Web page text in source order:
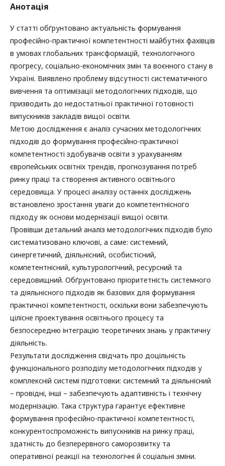
Анотація
У статті обґрунтовано актуальність формування
професійно-практичної компетентності майбутніх фахівців
в умовах глобальних трансформацій, технологічного
прогресу, соціально-економічних змін та воєнного стану в
Україні. Виявлено проблему відсутності систематичного
вивчення та оптимізації методологічних підходів, що
призводить до недостатньої практичної готовності
випускників закладів вищої освіти.
Метою дослідження є аналіз сучасних методологічних
підходів до формування професійно-практичної
компетентності здобувачів освіти з урахуванням
європейських освітніх трендів, прогнозування потреб
ринку праці та створення активного освітнього
середовища. У процесі аналізу останніх досліджень
встановлено зростання уваги до компетентнісного
підходу як основи модернізації вищої освіти.
Провівши детальний аналіз методологічних підходів було
систематизовано ключові, а саме: системний,
синергетичний, діяльнісний, особистісний,
компетентнісний, культурологічний, ресурсний та
середовищний. Обґрунтовано пріоритетність системного
та діяльнісного підходів як базових для формування
практичної компетентності, оскільки вони забезпечують
цілісне проектування освітнього процесу та
безпосередню інтеграцію теоретичних знань у практичну
діяльність.
Результати дослідження свідчать про доцільність
функціонального розподілу методологічних підходів у
комплексній системі підготовки: системний та діяльнісний
– провідні, інші – забезпечують адаптивність і технічну
модернізацію. Така структура гарантує ефективне
формування професійно-практичної компетентності,
конкурентоспроможність випускників на ринку праці,
здатність до безперервного саморозвитку та
оперативної реакції на технологічні й соціальні зміни.